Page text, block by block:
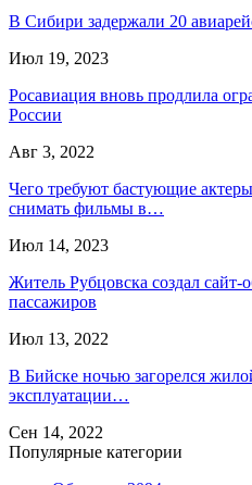
В Сибири задержали 20
Июл 19, 2023
Росавиация вновь продлила
России
Авг 3, 2022
Чего требуют бастующие
снимать фильмы в…
Июл 14, 2023
Житель Рубцовска создал сайт-
пассажиров
Июл 13, 2022
В Бийске ночью загорелся
эксплуатации…
Сен 14, 2022
Популярные категории